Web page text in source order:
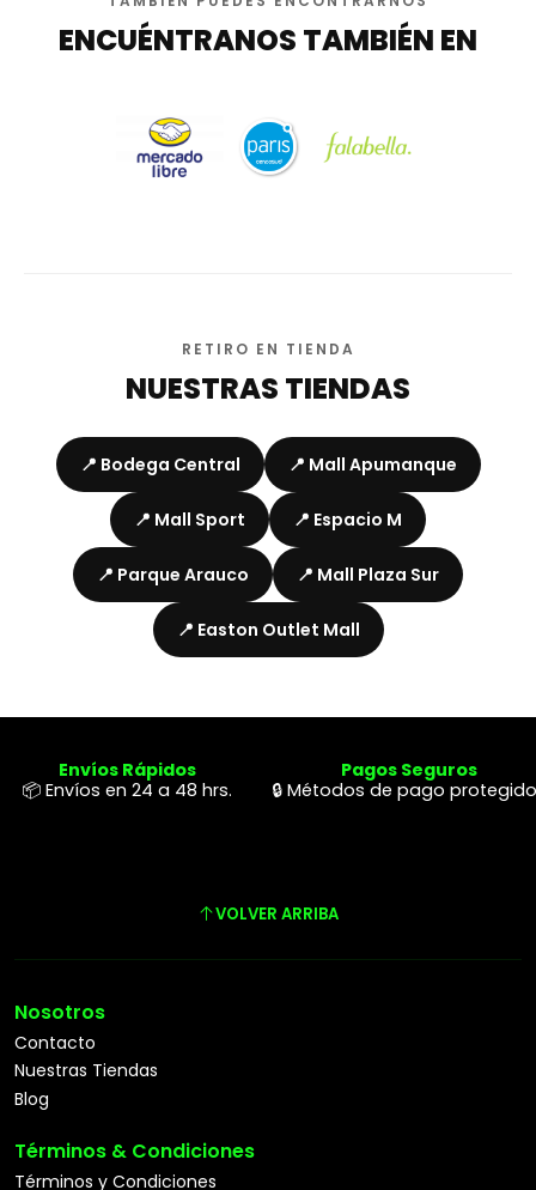
ENCUÉNTRANOS TAMBIÉN EN
RETIRO EN TIENDA
NUESTRAS TIENDAS
📍 Bodega Central 📍 Mall Apumanque
📍 Mall Sport 📍 Espacio M
📍 Parque Arauco 📍 Mall Plaza Sur
📍 Easton Outlet Mall
Envíos Rápidos
📦 Envíos en 24 a 48 hrs.
Pagos Seguros
🔒 Métodos de pago
VOLVER ARRIBA
Nosotros
Contacto
Nuestras Tiendas
Blog
Términos & Condiciones
Términos y Condiciones